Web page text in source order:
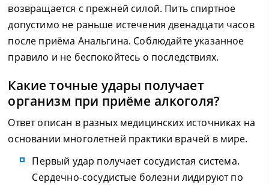
возвращается с прежней силой. Пить спиртное
допустимо не раньше истечения двенадцати часов
после приёма Анальгина. Соблюдайте указанное
правило и не беспокойтесь о последствиях.
Какие точные удары получает
организм при приёме алкоголя?
Ответ описан в разных медицинских источниках на
основании многолетней практики врачей в мире.
Первый удар получает сосудистая система.
Сердечно-сосудистые болезни лидируют по